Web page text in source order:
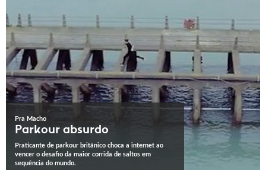
Pra Macho
Parkour absurdo
Praticante de parkour britânico choca a internet ao
vencer o desafio da maior corrida de saltos em
sequência do mundo.